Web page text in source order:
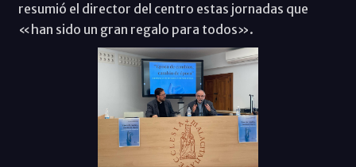
resumió el director del centro estas jornadas que
«han sido un gran regalo para todos».